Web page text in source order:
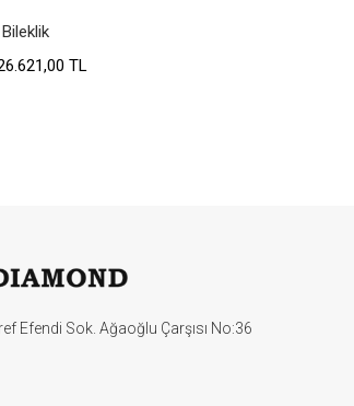
TL
Efendi Sok. Ağaoğlu Çarşısı No:36